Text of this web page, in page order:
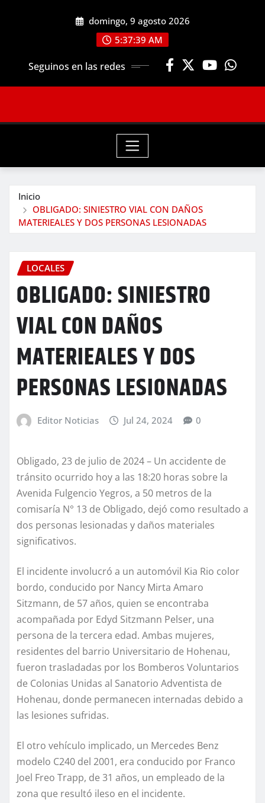
domingo, 9 agosto 2026
5:37:41 AM
Seguinos en las redes
Inicio
OBLIGADO: SINIESTRO VIAL CON DAÑOS
MATERIEALES Y DOS PERSONAS LESIONADAS
LOCALES
OBLIGADO: SINIESTRO
VIAL CON DAÑOS
MATERIEALES Y DOS
PERSONAS LESIONADAS
Editor Noticias Jul 24, 2024 0
Obligado, 23 de julio de 2024 – Un accidente de
tránsito ocurrido hoy a las 18:20 horas sobre la
Avenida Fulgencio Yegros, a 50 metros de la
comisaría N° 13 de Obligado, dejó como resultado a
dos personas lesionadas y daños materiales
significativos.
El incidente involucró a un automóvil Kia Rio color
bordo, conducido por Nancy Mirta Amaro
Sitzmann, de 57 años, quien se encontraba
acompañada por Edyd Sitzmann Pelser, una
persona de la tercera edad. Ambas mujeres,
residentes del barrio Universitario de Hohenau,
fueron trasladadas por los Bomberos Voluntarios
de Colonias Unidas al Sanatorio Adventista de
Hohenau, donde permanecen internadas debido a
las lesiones sufridas.
El otro vehículo implicado, un Mercedes Benz
modelo C240 del 2001, era conducido por Franco
Joel Freo Trapp, de 31 años, un empleado de la
zona que resultó ileso en el incidente.